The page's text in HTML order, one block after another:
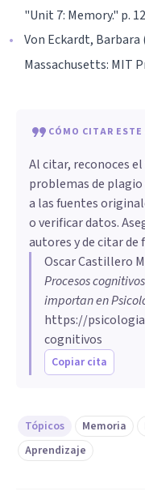
"Unit 7: Memory." p.
Von Eckardt, Barbara
Massachusetts: MIT
CÓMO CITAR
Al citar, reconoces
problemas de
a las fuentes
o verificar datos.
autores y de citar de
Oscar Castillero
Procesos
importan en
https://
cognitivos
Copiar cita
Tópicos Memoria
Aprendizaje